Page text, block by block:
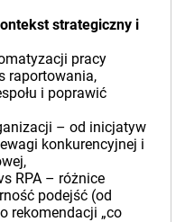
strategiczny i
pracy
raportowania,
i poprawić
– od inicjatyw
konkurencyjnej i
RPA – różnice
podejść (od
rekomendacji „co